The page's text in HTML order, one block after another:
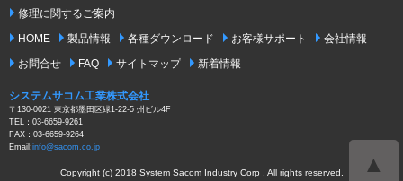
▲
修理に関するご案内
HOME
製品情報 各種ダウンロード お客様サポート
会社情報
お問合せ
FAQ サイトマップ 新着情報
システムサコム工業株式会社
〒130-0021 東京都墨田区緑1-22-5 州ビル4F
TEL：03-6659-9261
FAX：03-6659-9264
Email:info@sacom.co.jp
Copyright (c) 2018 System Sacom Industry Corp . All rights reserved.